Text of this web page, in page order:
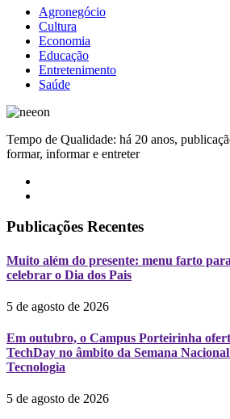
Agronegócio
Cultura
Economia
Educação
Entretenimento
Saúde
Tempo de Qualidade: há 20 anos,
formar, informar e entreter
Publicações Recentes
Muito além do presente: menu farto
celebrar o Dia dos Pais
5 de agosto de 2026
Em outubro, o Campus Porteirinha
TechDay no âmbito da Semana
Tecnologia
5 de agosto de 2026